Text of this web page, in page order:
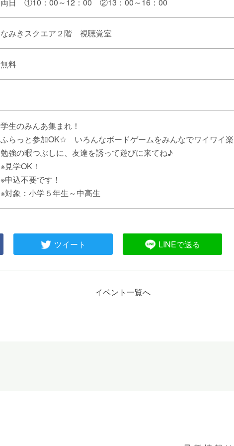
なみきスクエア２階 視聴覚室
無料
学生のみんあ集まれ！
ふらっと参加OK☆ いろんなボードゲームをみんなでワイワイ
勉強の暇つぶしに、友達を誘って遊びに来てね♪
※見学OK！
※申込不要です！
※対象：小学５年生～中高生
ツイート LINEで送る
イベント一覧へ